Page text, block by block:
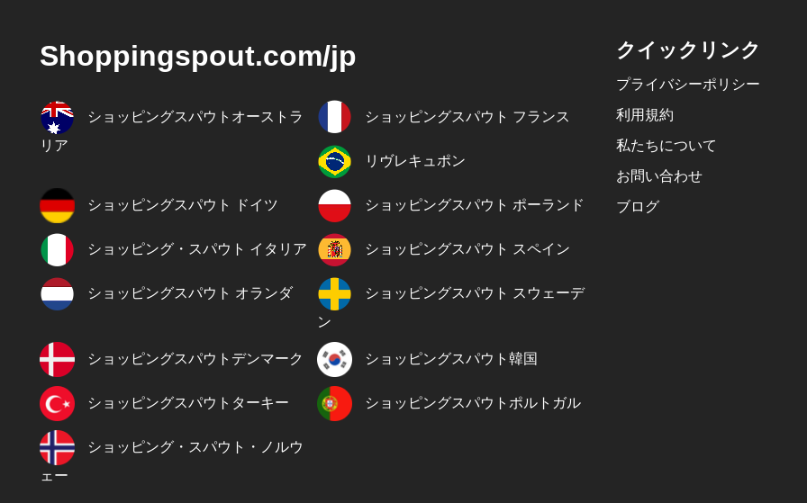
Shoppingspout.com/jp
ショッピングスパウトオーストラ
リア
ショッピングスパウト フランス
リヴレキュポン
ショッピングスパウト ドイツ ショッピングスパウト ポーランド
ショッピング・スパウト イタリア ショッピングスパウト スペイン
ショッピングスパウト オランダ
ショッピングスパウト スウェーデ
ン
ショッピングスパウトデンマーク ショッピングスパウト韓国
ショッピングスパウトターキー ショッピングスパウトポルトガル
ショッピング・スパウト・ノルウ
ェー
クイックリンク
プライバシーポリシー
利用規約
私たちについて
お問い合わせ
ブログ